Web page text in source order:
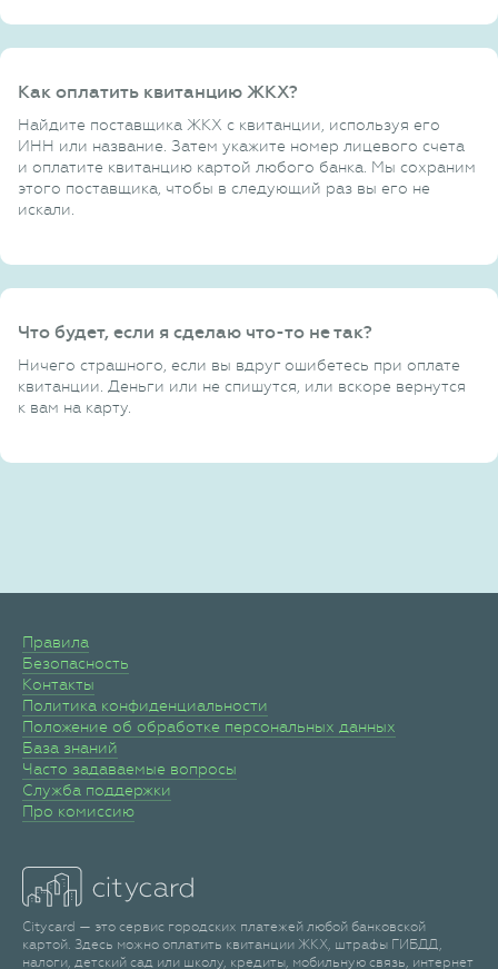
Как оплатить квитанцию ЖКХ?
Найдите поставщика ЖКХ с квитанции, используя его
ИНН или название. Затем укажите номер лицевого счета
и оплатите квитанцию картой любого банка. Мы сохраним
этого поставщика, чтобы в следующий раз вы его не
искали.
Что будет, если я сделаю что-то не так?
Ничего страшного, если вы вдруг ошибетесь при оплате
квитанции. Деньги или не спишутся, или вскоре вернутся
к вам на карту.
Правила
Безопасность
Контакты
Политика конфиденциальности
Положение об обработке персональных данных
База знаний
Часто задаваемые вопросы
Служба поддержки
Про комиссию
Citycard — это сервис городских платежей любой банковской
картой. Здесь можно оплатить квитанции ЖКХ, штрафы ГИБДД,
налоги, детский сад или школу, кредиты, мобильную связь, интернет